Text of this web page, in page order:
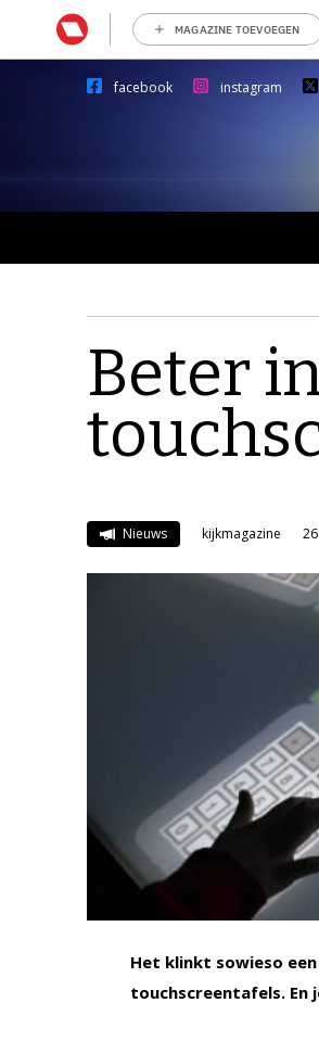
MAGAZINE TOEVOEGEN
facebook instagram
Beter
Nieuws kijkmagazine
Het klinkt sowieso
touchscreentafels. En